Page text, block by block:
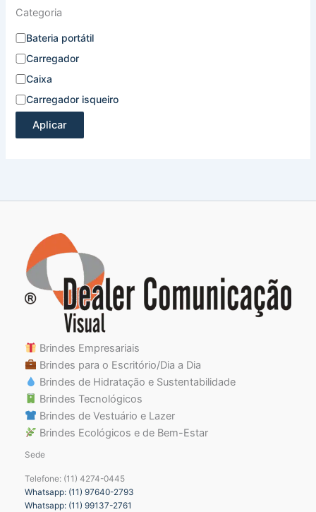
Categoria
Bateria portátil
Carregador
Caixa
Carregador isqueiro
Aplicar
Brindes Empresariais
Brindes para o Escritório/Dia a Dia
Brindes de Hidratação e Sustentabilidade
Brindes Tecnológicos
Brindes de Vestuário e Lazer
Brindes Ecológicos e de Bem-Estar
Sede
Telefone: (11) 4274-0445
Whatsapp: (11) 97640-2793
Whatsapp: (11) 99137-2761